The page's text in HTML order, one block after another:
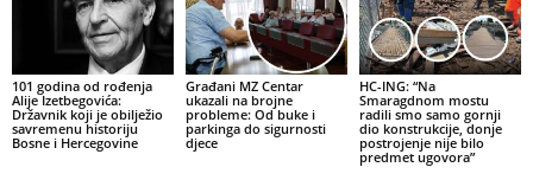
101 godina od rođenja
Alije Izetbegovića:
Državnik koji je obilježio
savremenu historiju
Bosne i Hercegovine
Građani MZ Centar
ukazali na brojne
probleme: Od buke i
parkinga do sigurnosti
djece
HC-ING: “Na
Smaragdnom mostu
radili smo samo gornji
dio konstrukcije, donje
postrojenje nije bilo
predmet ugovora”